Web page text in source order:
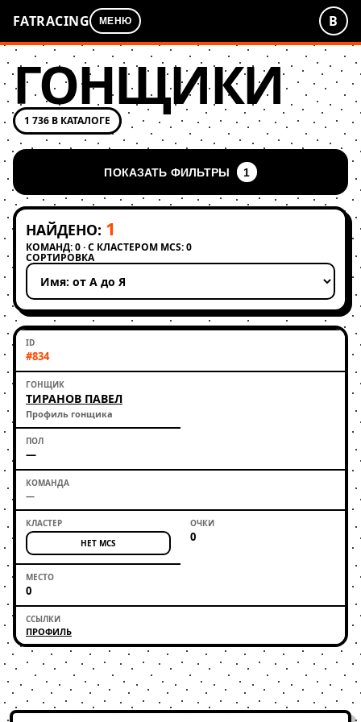
FATRACING МЕНЮ В
ГОНЩИКИ
1 736 В КАТАЛОГЕ
ПОКАЗАТЬ ФИЛЬТРЫ 1
НАЙДЕНО: 1
КОМАНД: 0 · С КЛАСТЕРОМ MCS: 0
СОРТИРОВКА
Применить сортировку
#834
ТИРАНОВ ПАВЕЛ
Профиль гонщика
—
—
НЕТ MCS 0
0
ПРОФИЛЬ